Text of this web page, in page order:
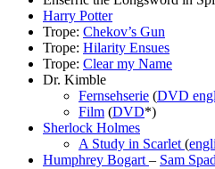
Harry Potter
Trope: Chekov’s Gun
Trope: Hilarity Ensues
Trope: Clear my Name
Dr. Kimble
Fernsehserie (DVD
Film (DVD*)
Sherlock Holmes
A Study in Scarlet (
Humphrey Bogart – Sam